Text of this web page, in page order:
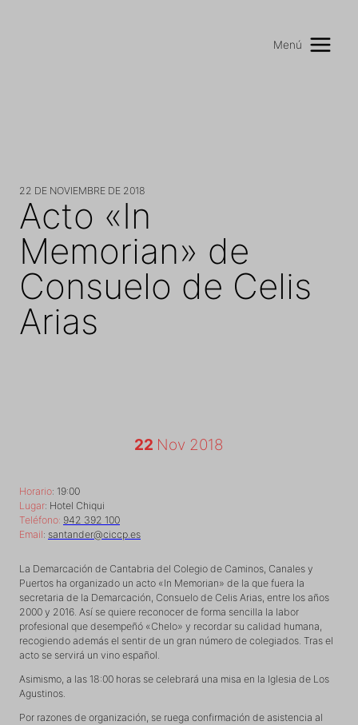
Menú
22 DE NOVIEMBRE DE 2018
Acto «In
Memorian» de
Consuelo de Celis
Arias
22 Nov 2018
Horario: 19:00
Lugar: Hotel Chiqui
Teléfono: 942 392 100
Email: santander@ciccp.es
La Demarcación de Cantabria del Colegio de Caminos, Canales y
Puertos ha organizado un acto «In Memorian» de la que fuera la
secretaria de la Demarcación, Consuelo de Celis Arias, entre los años
2000 y 2016. Así se quiere reconocer de forma sencilla la labor
profesional que desempeñó «Chelo» y recordar su calidad humana,
recogiendo además el sentir de un gran número de colegiados. Tras el
acto se servirá un vino español.
Asimismo, a las 18:00 horas se celebrará una misa en la Iglesia de Los
Agustinos.
Por razones de organización, se ruega confirmación de asistencia al